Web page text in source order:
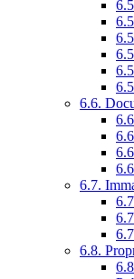
6.6.
6.7.
6.8.